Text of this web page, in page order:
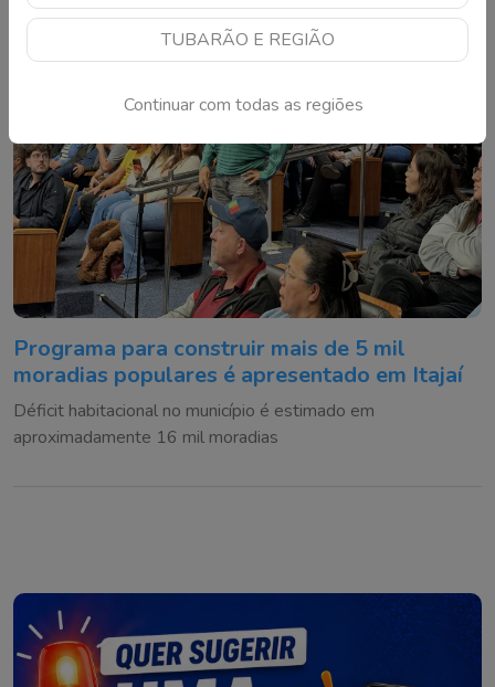
TUBARÃO E REGIÃO
Continuar com todas as regiões
Programa para construir mais de 5 mil
moradias populares é apresentado em Itajaí
Déficit habitacional no município é estimado em
aproximadamente 16 mil moradias